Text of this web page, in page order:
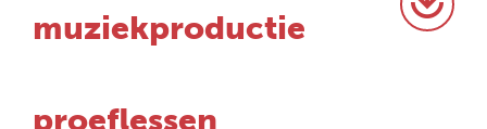
muziekproductie
proeflessen